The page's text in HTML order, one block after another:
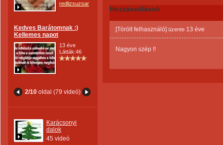
redlizsuzsanna
Kedves Barátomnak :)
Kellemes napot
13 éve
Látták:46
2/10 oldal (79 videó)
Karácsonyi
dalok
45 videó
Hozzászólások
[Törölt felhasználó] üzente 13 éve
Nagyon szép !!